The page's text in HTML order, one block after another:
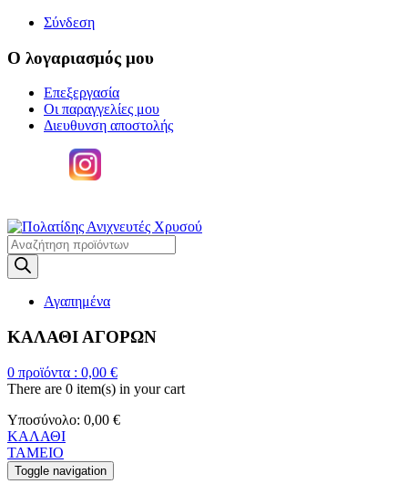
Σύνδεση
Ο λογαριασμός μου
Επεξεργασία
Οι παραγγελίες μου
Διευθυνση αποστολής
Products
search
Αγαπημένα
ΚΑΛΑΘΙ ΑΓΟΡΩΝ
0 προϊόντα : 0,00 €
There are 0 item(s) in your cart
Υποσύνολο: 0,00 €
ΚΑΛΑΘΙ
ΤΑΜΕΙΟ
Toggle navigation